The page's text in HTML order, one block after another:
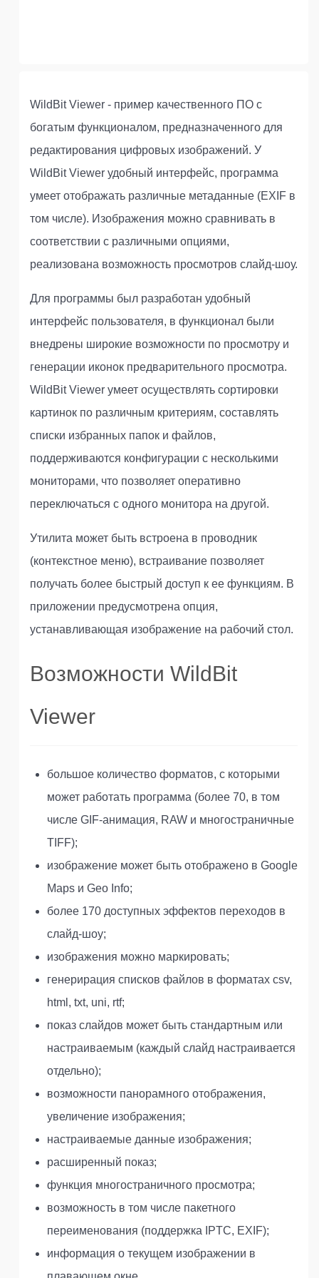
WildBit Viewer - пример качественного ПО с
богатым функционалом, предназначенного для
редактирования цифровых изображений. У
WildBit Viewer удобный интерфейс, программа
умеет отображать различные метаданные (EXIF в
том числе). Изображения можно сравнивать в
соответствии с различными опциями,
реализована возможность просмотров слайд-шоу.
Для программы был разработан удобный
интерфейс пользователя, в функционал были
внедрены широкие возможности по просмотру и
генерации иконок предварительного просмотра.
WildBit Viewer умеет осуществлять сортировки
картинок по различным критериям, составлять
списки избранных папок и файлов,
поддерживаются конфигурации с несколькими
мониторами, что позволяет оперативно
переключаться с одного монитора на другой.
Утилита может быть встроена в проводник
(контекстное меню), встраивание позволяет
получать более быстрый доступ к ее функциям. В
приложении предусмотрена опция,
устанавливающая изображение на рабочий стол.
Возможности WildBit
Viewer
большое количество форматов, с которыми
может работать программа (более 70, в том
числе GIF-анимация, RAW и многостраничные
TIFF);
изображение может быть отображено в Google
Maps и Geo Info;
более 170 доступных эффектов переходов в
слайд-шоу;
изображения можно маркировать;
генерирация списков файлов в форматах csv,
html, txt, uni, rtf;
показ слайдов может быть стандартным или
настраиваемым (каждый слайд настраивается
отдельно);
возможности панорамного отображения,
увеличение изображения;
настраиваемые данные изображения;
расширенный показ;
функция многостраничного просмотра;
возможность в том числе пакетного
переименования (поддержка IPTC, EXIF);
информация о текущем изображении в